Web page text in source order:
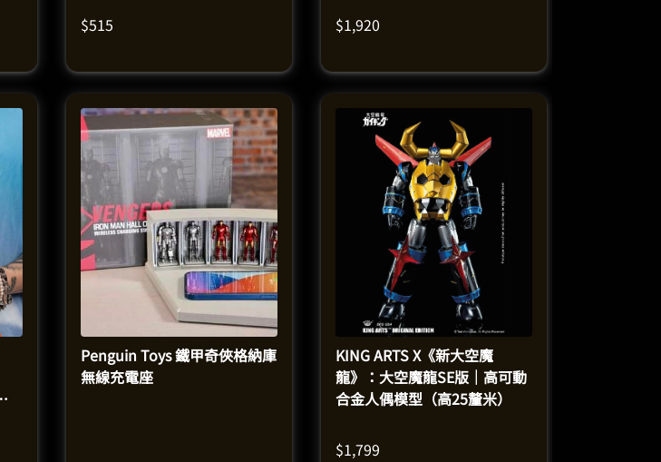
$515 $1,920
Penguin Toys 鐵甲奇俠格納庫
無線充電座
KING ARTS X《新大空魔
龍》：大空魔龍SE版｜高可動
合金人偶模型（高25釐米）
$1,799